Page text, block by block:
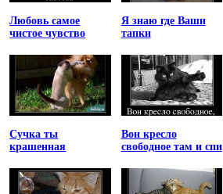
Любовь самое
чистое чувство
Я знаю где Ваши
тапки
Сучка ты
крашенная
Вон кресло
свободное там и спи